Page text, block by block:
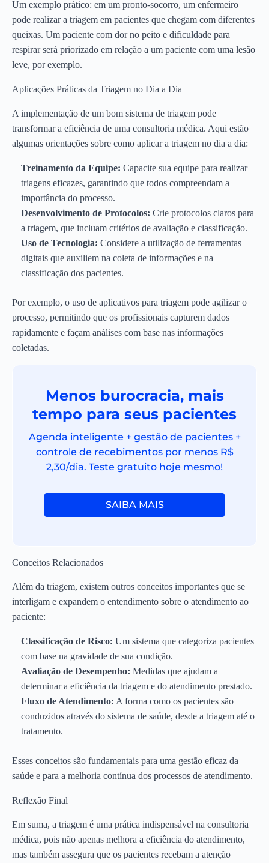
Um exemplo prático: em um pronto-socorro, um enfermeiro
pode realizar a triagem em pacientes que chegam com diferentes
queixas. Um paciente com dor no peito e dificuldade para
respirar será priorizado em relação a um paciente com uma lesão
leve, por exemplo.
Aplicações Práticas da Triagem no Dia a Dia
A implementação de um bom sistema de triagem pode
transformar a eficiência de uma consultoria médica. Aqui estão
algumas orientações sobre como aplicar a triagem no dia a dia:
Treinamento da Equipe: Capacite sua equipe para realizar
triagens eficazes, garantindo que todos compreendam a
importância do processo.
Desenvolvimento de Protocolos: Crie protocolos claros para
a triagem, que incluam critérios de avaliação e classificação.
Uso de Tecnologia: Considere a utilização de ferramentas
digitais que auxiliem na coleta de informações e na
classificação dos pacientes.
Por exemplo, o uso de aplicativos para triagem pode agilizar o
processo, permitindo que os profissionais capturem dados
rapidamente e façam análises com base nas informações
coletadas.
Menos burocracia, mais
tempo para seus pacientes
Agenda inteligente + gestão de pacientes +
controle de recebimentos por menos R$
2,30/dia. Teste gratuito hoje mesmo!
SAIBA MAIS
Conceitos Relacionados
Além da triagem, existem outros conceitos importantes que se
interligam e expandem o entendimento sobre o atendimento ao
paciente:
Classificação de Risco: Um sistema que categoriza pacientes
com base na gravidade de sua condição.
Avaliação de Desempenho: Medidas que ajudam a
determinar a eficiência da triagem e do atendimento prestado.
Fluxo de Atendimento: A forma como os pacientes são
conduzidos através do sistema de saúde, desde a triagem até o
tratamento.
Esses conceitos são fundamentais para uma gestão eficaz da
saúde e para a melhoria contínua dos processos de atendimento.
Reflexão Final
Em suma, a triagem é uma prática indispensável na consultoria
médica, pois não apenas melhora a eficiência do atendimento,
mas também assegura que os pacientes recebam a atenção